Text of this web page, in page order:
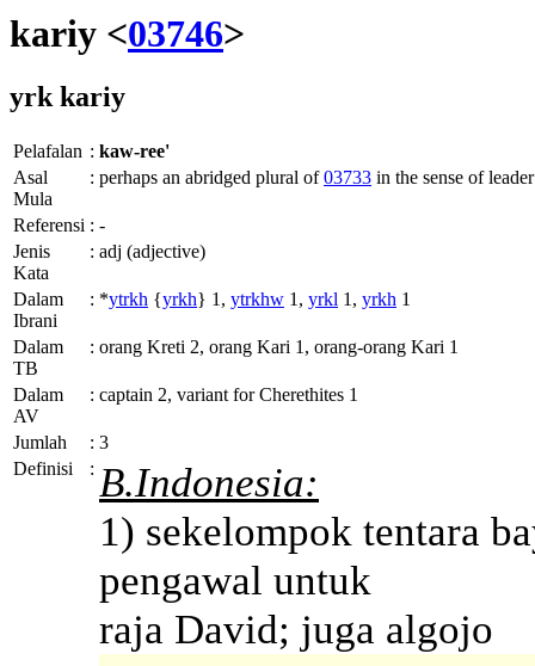
kariy <03746>
yrkkariy
Pelafalan : kaw-ree'
Asal
Mula
: perhaps an abridged plural of03733 in the sense of
Referensi : -
Jenis
Kata
: adj (adjective)
Dalam
Ibrani
: *ytrkh {yrkh} 1, ytrkhw 1, yrkl 1, yrkh 1
Dalam
TB
: orang Kreti 2, orang Kari 1, orang-orang Kari 1
Dalam
AV
: captain 2, variant for Cherethites 1
Jumlah : 3
Definisi
: B.Indonesia:
1) sekelompok tentara
pengawal untuk
raja David; juga algojo